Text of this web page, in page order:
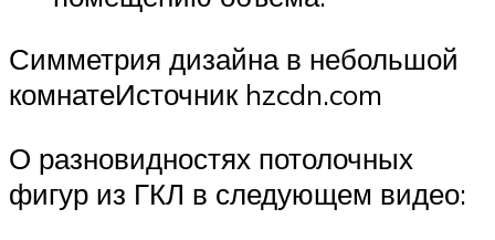
Симметрия дизайна в небольшой
комнатеИсточник hzcdn.com
О разновидностях потолочных
фигур из ГКЛ в следующем видео: